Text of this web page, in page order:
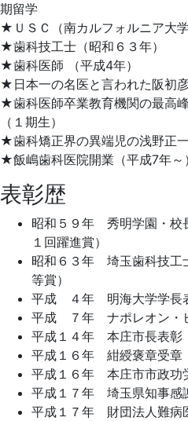
期留学
★ＵＳＣ（南カルフォルニア大
★歯科技工士（昭和６３年）
★歯科医師 （平成4年）
★日本一の名医と言われた阪初
★歯科医師卒業教育機関の最高
（１期生）
★歯科矯正界の異端児の浅野正
★飯嶋歯科医院開業（平成7年～）
表彰歴
昭和５９年 秀明学園・校
１回躍進賞）
昭和６３年 埼玉歯科技工
等賞）
平成 ４年 明海大学学長
平成 ７年 ナポレオン・
平成１４年 本庄市長表彰
平成１６年 紺綬褒章受章
平成１６年 本庄市市政功
平成１７年 埼玉県知事感
平成１７年 財団法人難病